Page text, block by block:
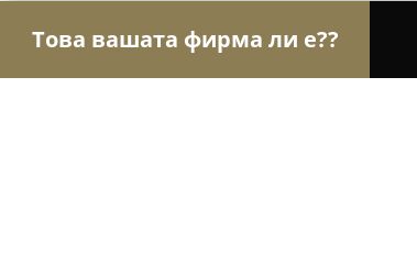
Това вашата фирма ли е??